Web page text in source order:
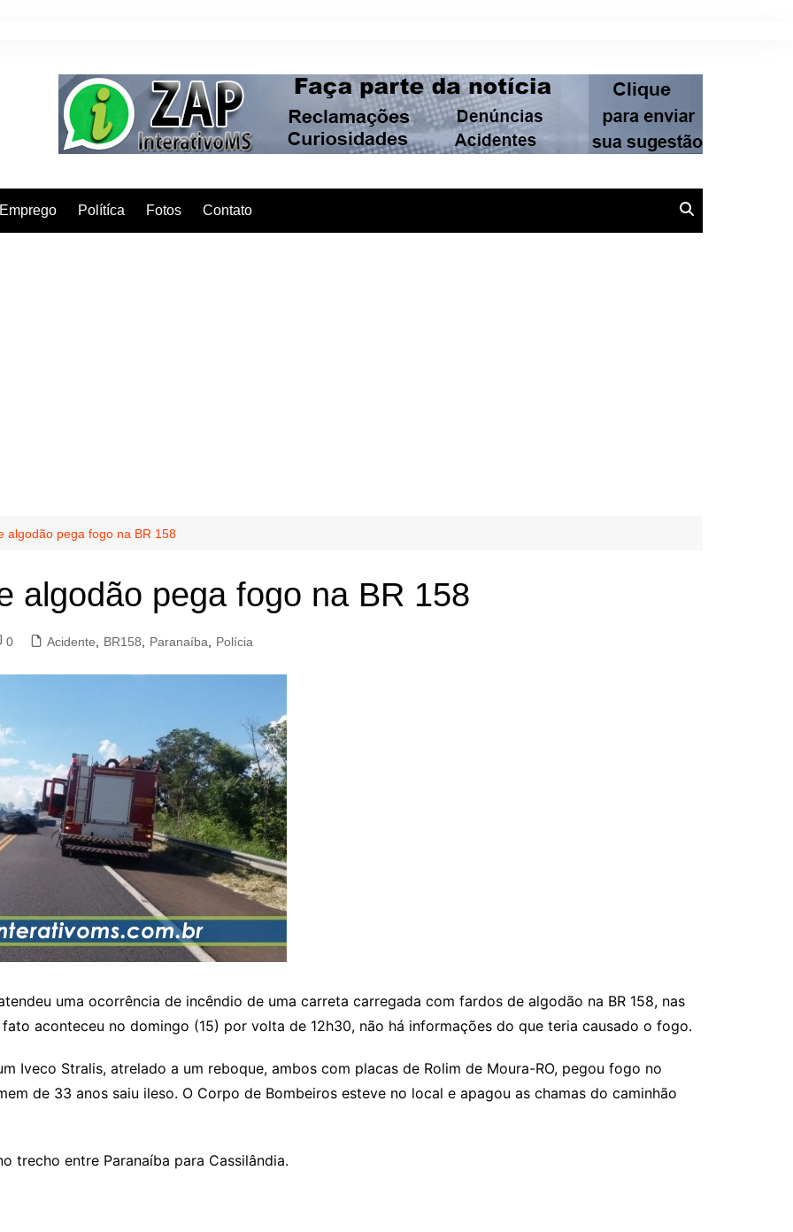
Emprego Polítíca Fotos Contato
algodão pega fogo na BR 158
algodão pega fogo na BR 158
0 Acidente BR158 Paranaíba Polícia
uma ocorrência de incêndio de uma carreta carregada com fardos de algodão na BR 158, nas
aconteceu no domingo (15) por volta de 12h30, não há informações do que teria causado o fogo.
Iveco Stralis, atrelado a um reboque, ambos com placas de Rolim de Moura-RO, pegou fogo no
de 33 anos saiu ileso. O Corpo de Bombeiros esteve no local e apagou as chamas do caminhão
trecho entre Paranaíba para Cassilândia.